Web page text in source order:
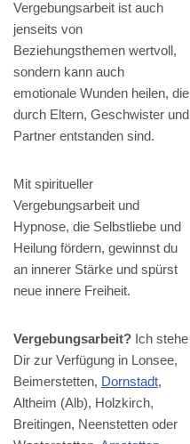
Vergebungsarbeit ist auch
jenseits von
Beziehungsthemen wertvoll,
sondern kann auch
emotionale Wunden heilen, die
durch Eltern, Geschwister und
Partner entstanden sind.
Mit spiritueller
Vergebungsarbeit und
Hypnose, die Selbstliebe und
Heilung fördern, gewinnst du
an innerer Stärke und spürst
neue innere Freiheit.
Vergebungsarbeit? Ich stehe
Dir zur Verfügung in Lonsee,
Beimerstetten, Dornstadt,
Altheim (Alb), Holzkirch,
Breitingen, Neenstetten oder